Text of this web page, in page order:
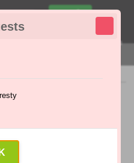
PIĄTEK 9:00 - 16:00
Menu
warzywami?
września, ale w Twoim